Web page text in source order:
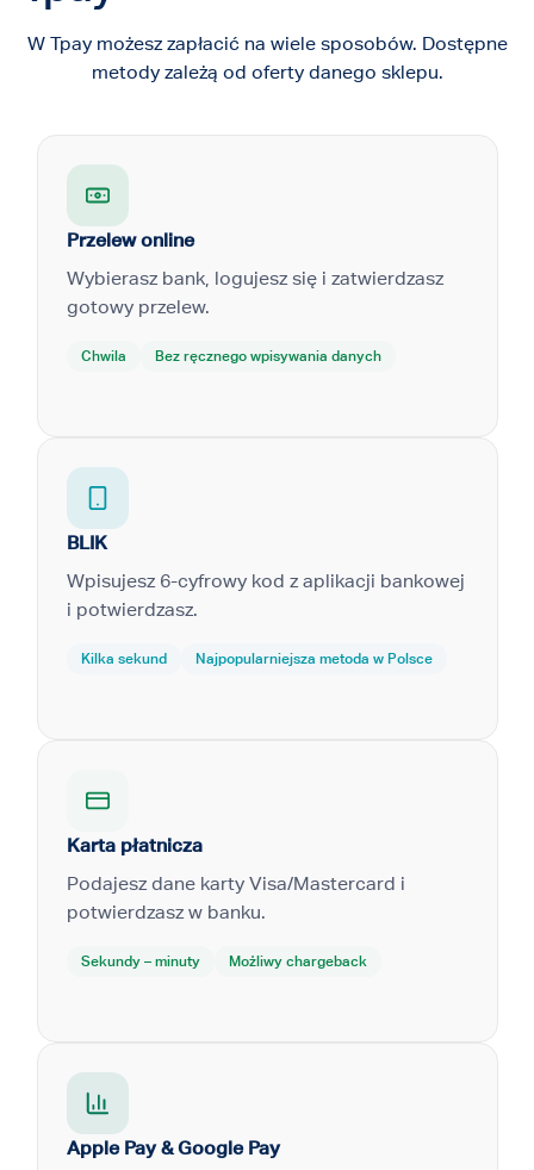
W Tpay możesz zapłacić na wiele sposobów. Dostępne
metody zależą od oferty danego sklepu.
Przelew online
Wybierasz bank, logujesz się i zatwierdzasz
gotowy przelew.
Chwila Bez ręcznego wpisywania danych
BLIK
Wpisujesz 6-cyfrowy kod z aplikacji bankowej
i potwierdzasz.
Kilka sekund Najpopularniejsza metoda w Polsce
Karta płatnicza
Podajesz dane karty Visa/Mastercard i
potwierdzasz w banku.
Sekundy – minuty Możliwy chargeback
Apple Pay & Google Pay